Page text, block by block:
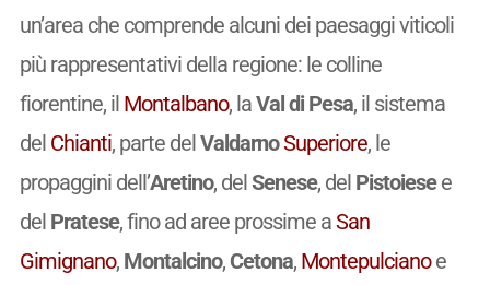
un’area che comprende alcuni dei paesaggi viticoli
più rappresentativi della regione: le colline
fiorentine, il Montalbano, laVal di Pesa, il sistema
del Chianti, parte delValdarnoSuperiore, le
propaggini dell’Aretino, delSenese, del Pistoiesee
del Pratese, fino ad aree prossime aSan
Gimignano, Montalcino, Cetona, Montepulcianoe